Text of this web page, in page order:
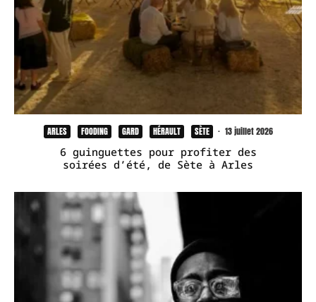
ARLES FOODING GARD HÉRAULT SÈTE · 13 juillet 2026
6 guinguettes pour profiter des
soirées d’été, de Sète à Arles